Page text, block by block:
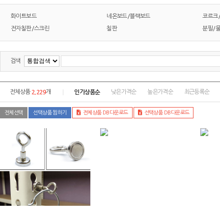
화이트보드 네온보드/블랙보드 코르크
전자칠판/스크린 칠판 분필/
검색
전체상품 2,229개 인기상품순 낮은가격순 높은가격순 최근등록순
전체선택 선택상품 찜하기 전체상품 DB다운로드 선택상품 DB다운로드